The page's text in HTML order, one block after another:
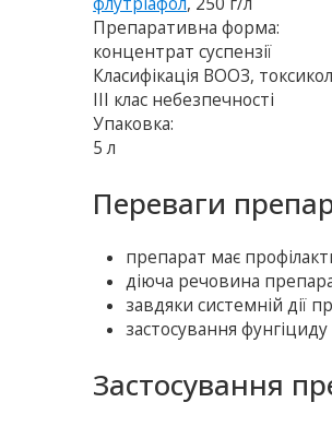
Препаративна форма:
концентрат суспензії
Класифікація ВООЗ,
ІІІ клас небезпечності
Упаковка:
5 л
Переваги
препарат має
діюча речовина
завдяки системній дії
застосування
Застосування